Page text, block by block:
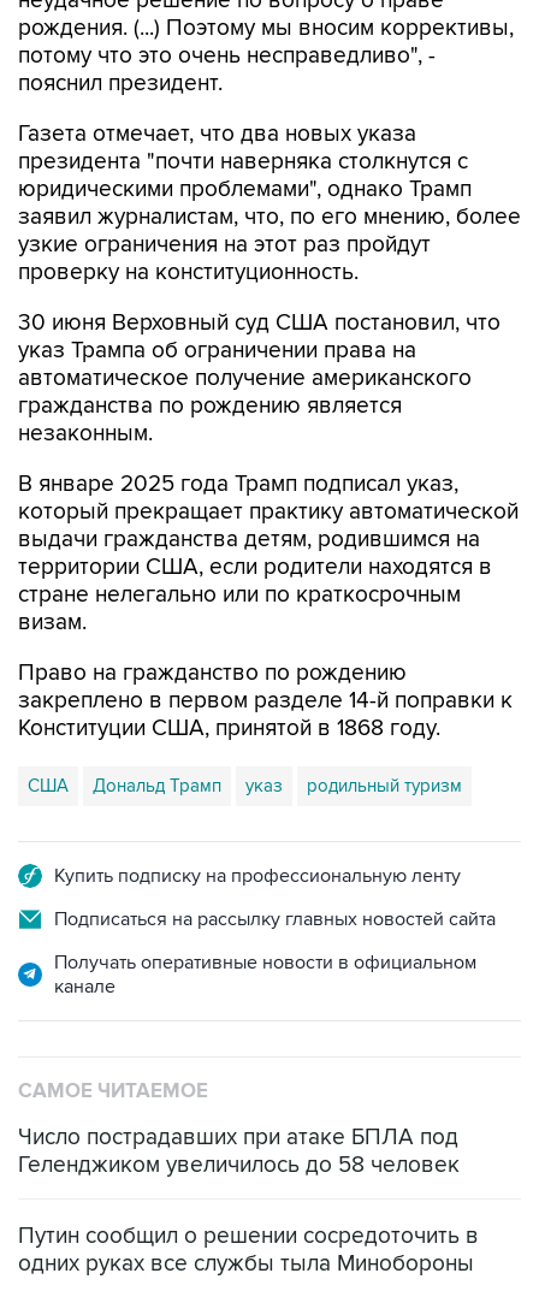
рождения. (...) Поэтому мы вносим коррективы,
потому что это очень несправедливо", -
пояснил президент.
Газета отмечает, что два новых указа
президента "почти наверняка столкнутся с
юридическими проблемами", однако Трамп
заявил журналистам, что, по его мнению, более
узкие ограничения на этот раз пройдут
проверку на конституционность.
30 июня Верховный суд США постановил, что
указ Трампа об ограничении права на
автоматическое получение американского
гражданства по рождению является
незаконным.
В январе 2025 года Трамп подписал указ,
который прекращает практику автоматической
выдачи гражданства детям, родившимся на
территории США, если родители находятся в
стране нелегально или по краткосрочным
визам.
Право на гражданство по рождению
закреплено в первом разделе 14-й поправки к
Конституции США, принятой в 1868 году.
США Дональд Трамп указ родильный туризм
Купить подписку на профессиональную ленту
Подписаться на рассылку главных новостей сайта
Получать оперативные новости в официальном
канале
САМОЕ ЧИТАЕМОЕ
Число пострадавших при атаке БПЛА под
Геленджиком увеличилось до 58 человек
Путин сообщил о решении сосредоточить в
одних руках все службы тыла Минобороны